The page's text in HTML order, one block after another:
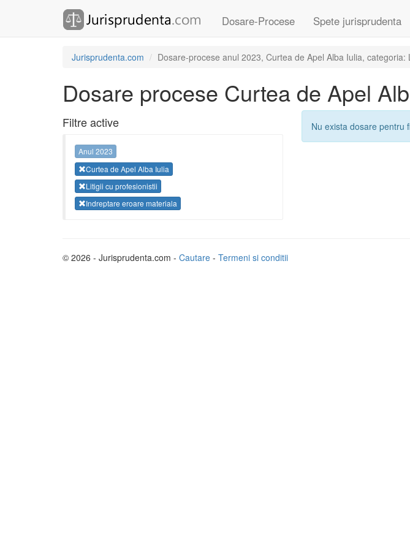
Dosare-Procese Spete jurisprudenta
Jurisprudenta.com Dosare-procese anul 2023, Curtea de Apel Alba Iulia,
Dosare procese Curtea de Apel
Filtre active
Anul 2023
Curtea de Apel Alba Iulia
Litigii cu profesionistii
Indreptare eroare materiala
Nu exista dosare pentru
© 2026 - Jurisprudenta.com - Cautare - Termeni si conditii